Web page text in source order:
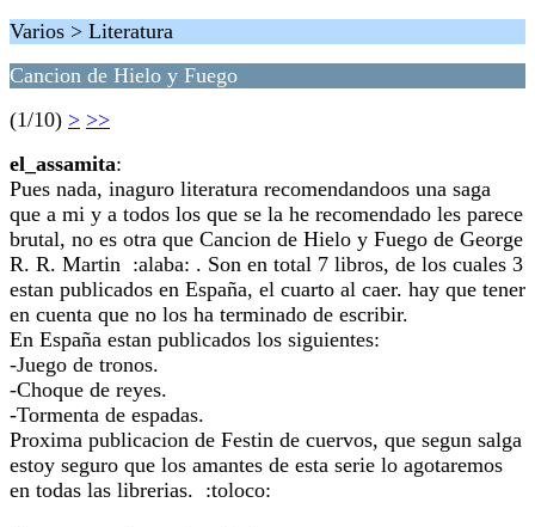
Varios > Literatura
Cancion de Hielo y Fuego
(1/10) > >>
el_assamita:
Pues nada, inaguro literatura recomendandoos una saga
que a mi y a todos los que se la he recomendado les parece
brutal, no es otra que Cancion de Hielo y Fuego de George
R. R. Martin :alaba: . Son en total 7 libros, de los cuales 3
estan publicados en España, el cuarto al caer. hay que tener
en cuenta que no los ha terminado de escribir.
En España estan publicados los siguientes:
-Juego de tronos.
-Choque de reyes.
-Tormenta de espadas.
Proxima publicacion de Festin de cuervos, que segun salga
estoy seguro que los amantes de esta serie lo agotaremos
en todas las librerias. :toloco: